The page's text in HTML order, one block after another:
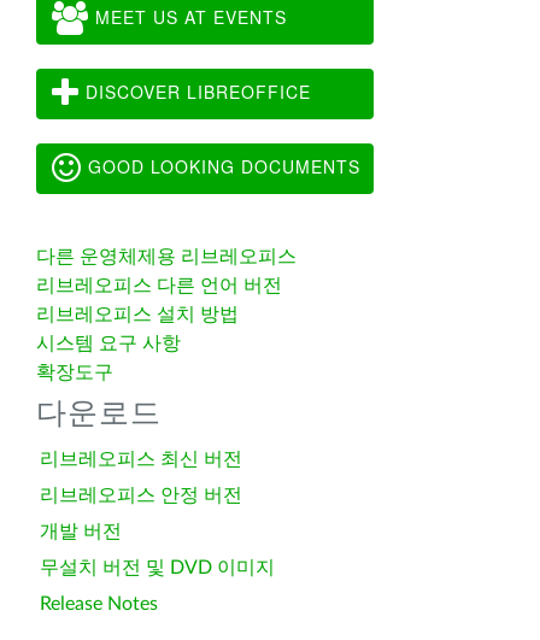
MEET US AT EVENTS
DISCOVER LIBREOFFICE
GOOD LOOKING DOCUMENTS
다른 운영체제용 리브레오피스
리브레오피스 다른 언어 버전
리브레오피스 설치 방법
시스템 요구 사항
확장도구
다운로드
리브레오피스 최신 버전
리브레오피스 안정 버전
개발 버전
무설치 버전 및 DVD 이미지
Release Notes